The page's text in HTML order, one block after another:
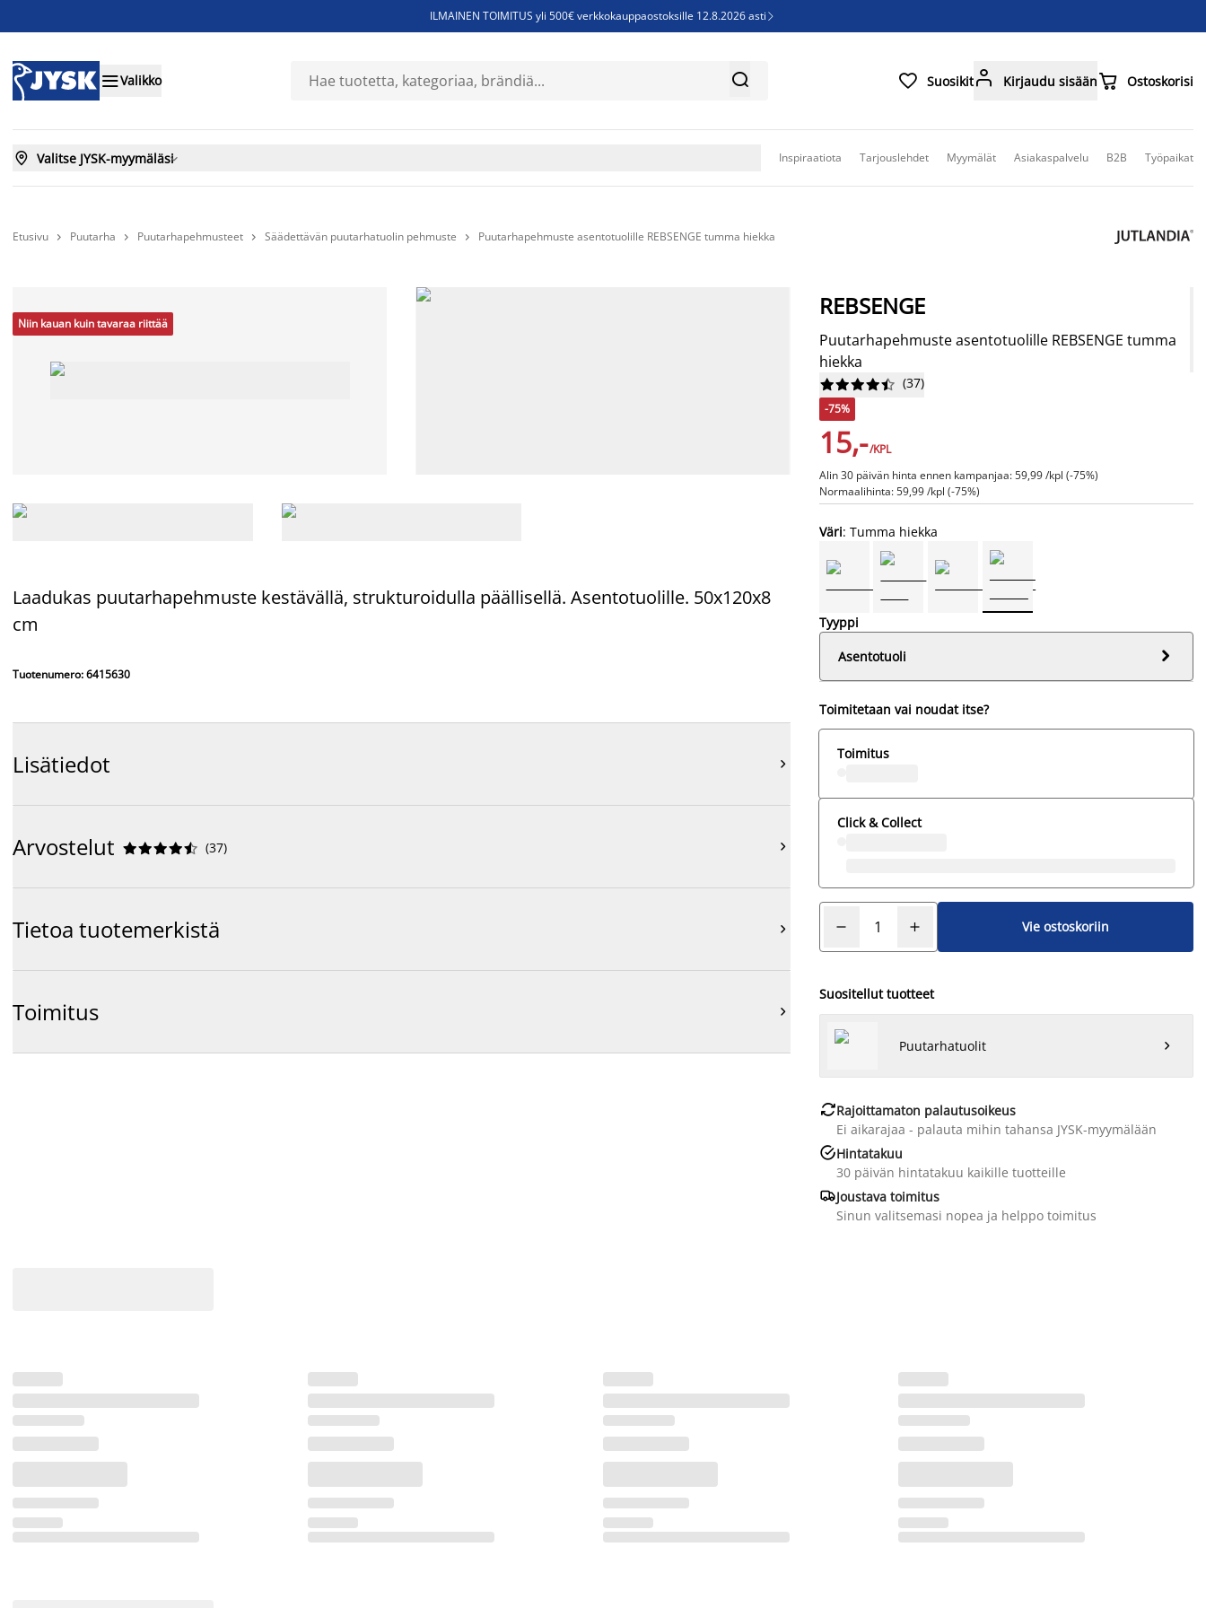
ILMAINEN TOIMITUS yli 500€ verkkokauppaostoksille 12.8.2026 asti 
Sijauspatjoja - Säästä jopa 60%
Valikko   Suosikit Kirjaudu sisään Ostoskorisi
 Valitse JYSK-myymäläsi Inspiraatiota Tarjouslehdet Myymälät Asiakaspalvelu B2B Työpaikat
Etusivu  Puutarha  Puutarhapehmusteet  Säädettävän puutarhatuolin pehmuste  Puutarhapehmuste asentotuolille REBSENGE tumma hiekka
Niin kauan kuin tavaraa riittää
Laadukas puutarhapehmuste kestävällä, strukturoidulla päällisellä. Asentotuolille. 50x120x8
cm
Tuotenumero: 6415630
Lisätiedot 
Arvostelut 




 (37) 
Tietoa tuotemerkistä 
Toimitus 
REBSENGE
Puutarhapehmuste asentotuolille REBSENGE tumma
hiekka





 (37)
-75%
15,-/KPL
Alin 30 päivän hinta ennen kampanjaa: 59,99 /kpl (-75%)
Normaalihinta: 59,99 /kpl (-75%)
Väri: Tumma hiekka
Tyyppi
Asentotuoli

Toimitetaan vai noudat itse?
Toimitus
Click & Collect
Vie ostoskoriin
Suositellut tuotteet
Puutarhatuolit 
Rajoittamaton palautusoikeus
Ei aikarajaa - palauta mihin tahansa JYSK-myymälään
Hintatakuu
30 päivän hintatakuu kaikille tuotteille
Joustava toimitus
Sinun valitsemasi nopea ja helppo toimitus